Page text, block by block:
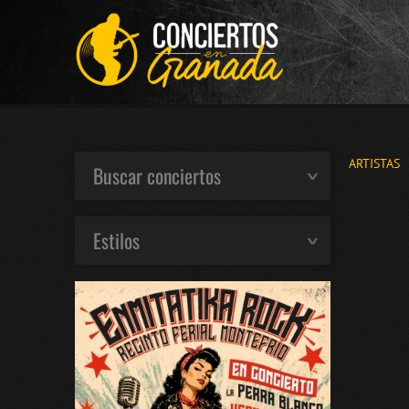
ARTISTAS
Buscar conciertos
Estilos